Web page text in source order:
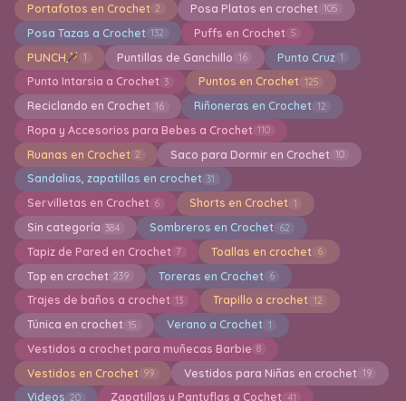
Portafotos en Crochet 2 Posa Platos en crochet 105
Posa Tazas a Crochet 132 Puffs en Crochet 5
PUNCH 1 Puntillas de Ganchillo 16 Punto Cruz 1
Punto Intarsia a Crochet 3 Puntos en Crochet 125
Reciclando en Crochet 16 Riñoneras en Crochet 12
Ropa y Accesorios para Bebes a Crochet 110
Ruanas en Crochet 2 Saco para Dormir en Crochet 10
Sandalias, zapatillas en crochet 31
Servilletas en Crochet 6 Shorts en Crochet 1
Sin categoría 384 Sombreros en Crochet 62
Tapiz de Pared en Crochet 7 Toallas en crochet 6
Top en crochet 239 Toreras en Crochet 6
Trajes de baños a crochet 13 Trapillo a crochet 12
Túnica en crochet 15 Verano a Crochet 1
Vestidos a crochet para muñecas Barbie 8
Vestidos en Crochet 99 Vestidos para Niñas en crochet 19
Videos 20 Zapatillas y Pantuflas a Cochet 41